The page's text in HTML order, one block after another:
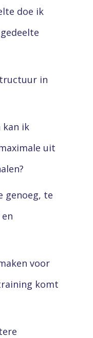
doe ik
in
kan ik
uit
genoeg, te
voor
komt